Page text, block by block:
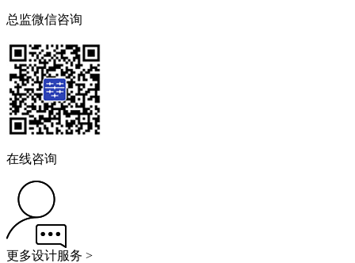
总监微信咨询
在线咨询
更多设计服务 >